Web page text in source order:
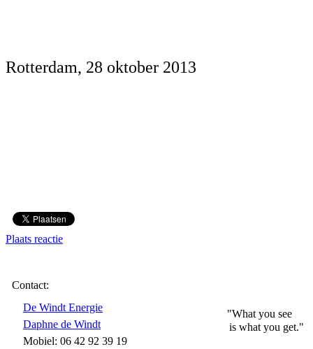
Rotterdam, 28 oktober 2013
Plaats reactie
Contact:
De Windt Energie
Daphne de Windt
Mobiel: 06 42 92 39 19
"What you see
is what you get."